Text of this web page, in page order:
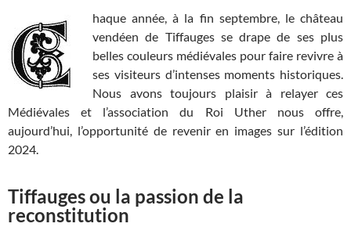
haque année, à la fin septembre, le château
vendéen de Tiffauges se drape de ses plus
belles couleurs médiévales pour faire revivre à
ses visiteurs d’intenses moments historiques.
Nous avons toujours plaisir à relayer ces
Médiévales et l’association du Roi Uther nous offre,
aujourd’hui, l’opportunité de revenir en images sur l’édition
2024.
Tiffauges ou la passion de la
reconstitution